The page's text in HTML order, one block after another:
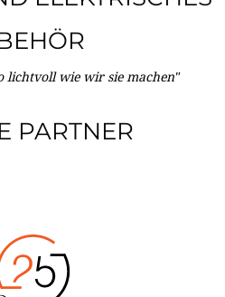
lichtvoll wie wir sie machen"
PARTNER